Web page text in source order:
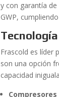
y con garantía
GWP,
Frascold es líder
son una opción
capacidad
Compresores